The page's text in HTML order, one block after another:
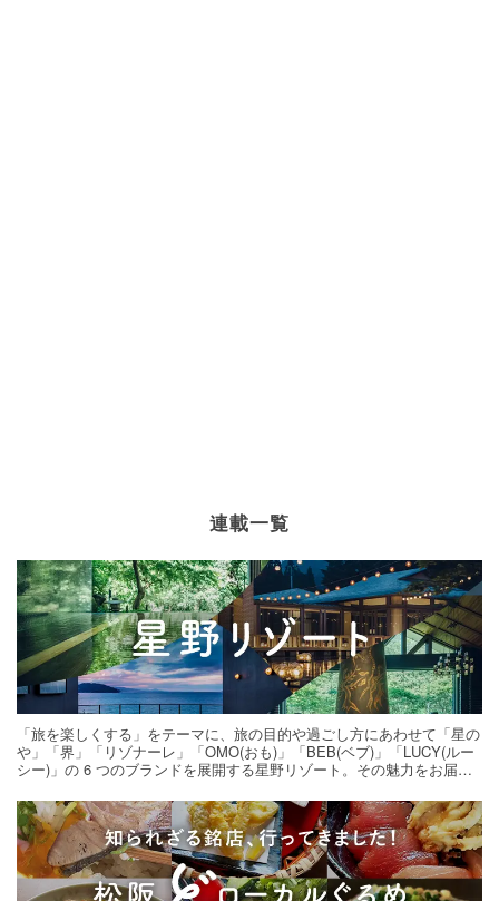
連載一覧
「旅を楽しくする」をテーマに、旅の目的や過ごし方にあわせて「星の
や」「界」「リゾナーレ」「OMO(おも)」「BEB(ベブ)」「LUCY(ルー
シー)」の 6 つのブランドを展開する星野リゾート。その魅力をお届け